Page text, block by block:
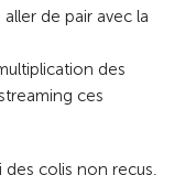
de pair avec la
des
ces
colis non reçus,